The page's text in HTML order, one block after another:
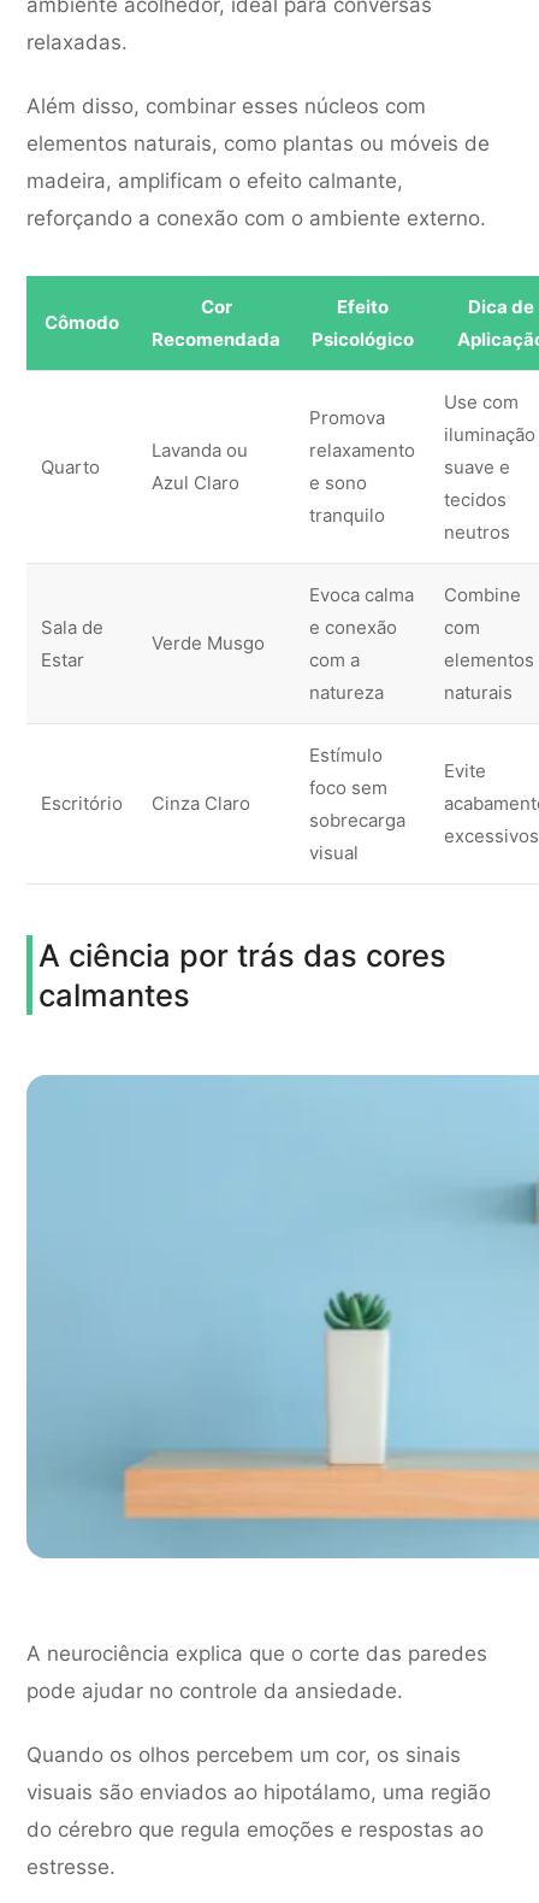
ambiente acolhedor, ideal para conversas
relaxadas.
Além disso, combinar esses núcleos com
elementos naturais, como plantas ou móveis de
madeira, amplificam o efeito calmante,
reforçando a conexão com o ambiente externo.
Cômodo
Cor
Recomendada
Efeito
Psicológico
Dica de
Quarto
Lavanda ou
Azul Claro
Promova
relaxamento
e sono
tranquilo
Use com
iluminação
suave e
tecidos
neutros
Sala de
Estar
Verde Musgo
Evoca calma
e conexão
com a
natureza
Combine
com
elementos
naturais
Escritório Cinza Claro
Estímulo
foco sem
sobrecarga
visual
Evite
excessivos
A ciência por trás das cores
calmantes
A neurociência explica que o corte das paredes
pode ajudar no controle da ansiedade.
Quando os olhos percebem um cor, os sinais
visuais são enviados ao hipotálamo, uma região
do cérebro que regula emoções e respostas ao
estresse.